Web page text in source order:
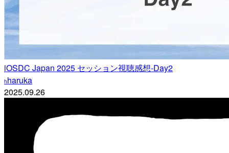
iOSDC Japan 2025 セッション視聴感想-Day2
hharuka
2025.09.26